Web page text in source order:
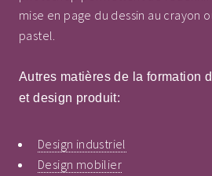
mise en page du dessin au crayon
pastel.
Autres matières de la formation
et design produit:
Design industriel
Design mobilier